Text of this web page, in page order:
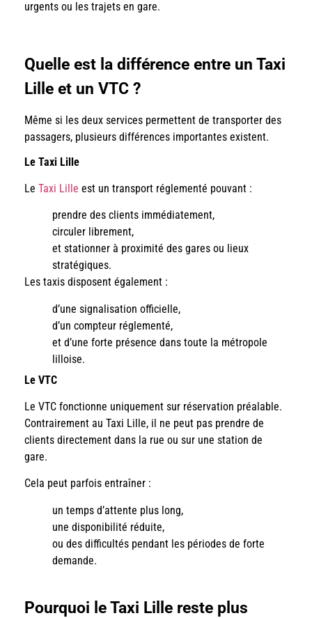
urgents ou les trajets en gare.
Quelle est la différence entre un Taxi
Lille et un VTC ?
Même si les deux services permettent de transporter des
passagers, plusieurs différences importantes existent.
Le Taxi Lille
Le Taxi Lille est un transport réglementé pouvant :
prendre des clients immédiatement,
circuler librement,
et stationner à proximité des gares ou lieux
stratégiques.
Les taxis disposent également :
d’une signalisation officielle,
d’un compteur réglementé,
et d’une forte présence dans toute la métropole
lilloise.
Le VTC
Le VTC fonctionne uniquement sur réservation préalable.
Contrairement au Taxi Lille, il ne peut pas prendre de
clients directement dans la rue ou sur une station de
gare.
Cela peut parfois entraîner :
un temps d’attente plus long,
une disponibilité réduite,
ou des difficultés pendant les périodes de forte
demande.
Pourquoi le Taxi Lille reste plus